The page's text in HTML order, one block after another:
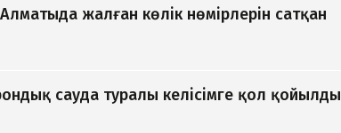
жалған көлік нөмірлерін сатқан
сауда туралы келісімге қол қойылды